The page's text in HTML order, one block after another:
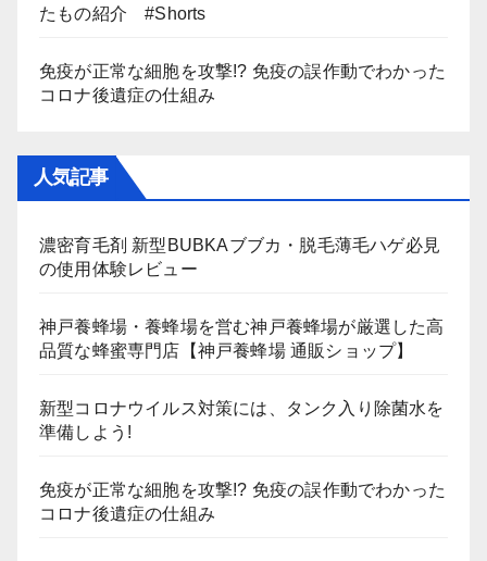
たもの紹介 #Shorts
免疫が正常な細胞を攻撃!? 免疫の誤作動でわかった
コロナ後遺症の仕組み
人気記事
濃密育毛剤 新型BUBKAブブカ・脱毛薄毛ハゲ必見
の使用体験レビュー
神戸養蜂場・養蜂場を営む神戸養蜂場が厳選した高
品質な蜂蜜専門店【神戸養蜂場 通販ショップ】
新型コロナウイルス対策には、タンク入り除菌水を
準備しよう!
免疫が正常な細胞を攻撃!? 免疫の誤作動でわかった
コロナ後遺症の仕組み